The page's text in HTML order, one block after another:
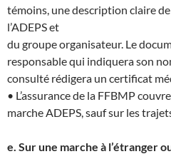
témoins, une description claire de
l’ADEPS et
du groupe organisateur. Le
responsable qui indiquera son
consulté rédigera un certificat
• L’assurance de la FFBMP
marche ADEPS, sauf sur les
e. Sur une marche à l’étranger